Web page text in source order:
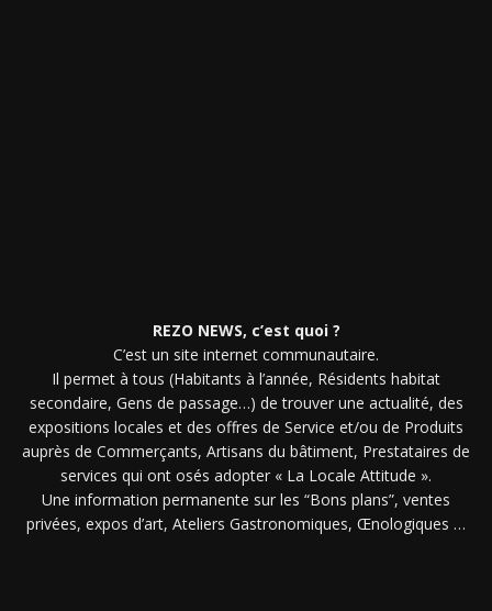
REZO NEWS, c’est quoi ?
C’est un site internet communautaire.
Il permet à tous (Habitants à l’année, Résidents habitat
secondaire, Gens de passage…) de trouver une actualité, des
expositions locales et des offres de Service et/ou de Produits
auprès de Commerçants, Artisans du bâtiment, Prestataires de
services qui ont osés adopter « La Locale Attitude ».
Une information permanente sur les “Bons plans”, ventes
privées, expos d’art, Ateliers Gastronomiques, Œnologiques …